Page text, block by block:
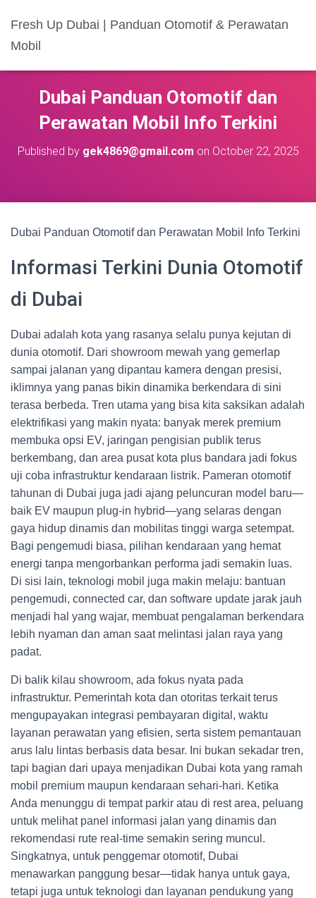
Fresh Up Dubai | Panduan Otomotif & Perawatan
Mobil
Dubai Panduan Otomotif dan
Perawatan Mobil Info Terkini
Published by gek4869@gmail.com on October 22, 2025
Dubai Panduan Otomotif dan Perawatan Mobil Info Terkini
Informasi Terkini Dunia Otomotif
di Dubai
Dubai adalah kota yang rasanya selalu punya kejutan di
dunia otomotif. Dari showroom mewah yang gemerlap
sampai jalanan yang dipantau kamera dengan presisi,
iklimnya yang panas bikin dinamika berkendara di sini
terasa berbeda. Tren utama yang bisa kita saksikan adalah
elektrifikasi yang makin nyata: banyak merek premium
membuka opsi EV, jaringan pengisian publik terus
berkembang, dan area pusat kota plus bandara jadi fokus
uji coba infrastruktur kendaraan listrik. Pameran otomotif
tahunan di Dubai juga jadi ajang peluncuran model baru—
baik EV maupun plug-in hybrid—yang selaras dengan
gaya hidup dinamis dan mobilitas tinggi warga setempat.
Bagi pengemudi biasa, pilihan kendaraan yang hemat
energi tanpa mengorbankan performa jadi semakin luas.
Di sisi lain, teknologi mobil juga makin melaju: bantuan
pengemudi, connected car, dan software update jarak jauh
menjadi hal yang wajar, membuat pengalaman berkendara
lebih nyaman dan aman saat melintasi jalan raya yang
padat.
Di balik kilau showroom, ada fokus nyata pada
infrastruktur. Pemerintah kota dan otoritas terkait terus
mengupayakan integrasi pembayaran digital, waktu
layanan perawatan yang efisien, serta sistem pemantauan
arus lalu lintas berbasis data besar. Ini bukan sekadar tren,
tapi bagian dari upaya menjadikan Dubai kota yang ramah
mobil premium maupun kendaraan sehari-hari. Ketika
Anda menunggu di tempat parkir atau di rest area, peluang
untuk melihat panel informasi jalan yang dinamis dan
rekomendasi rute real-time semakin sering muncul.
Singkatnya, untuk penggemar otomotif, Dubai
menawarkan panggung besar—tidak hanya untuk gaya,
tetapi juga untuk teknologi dan layanan pendukung yang